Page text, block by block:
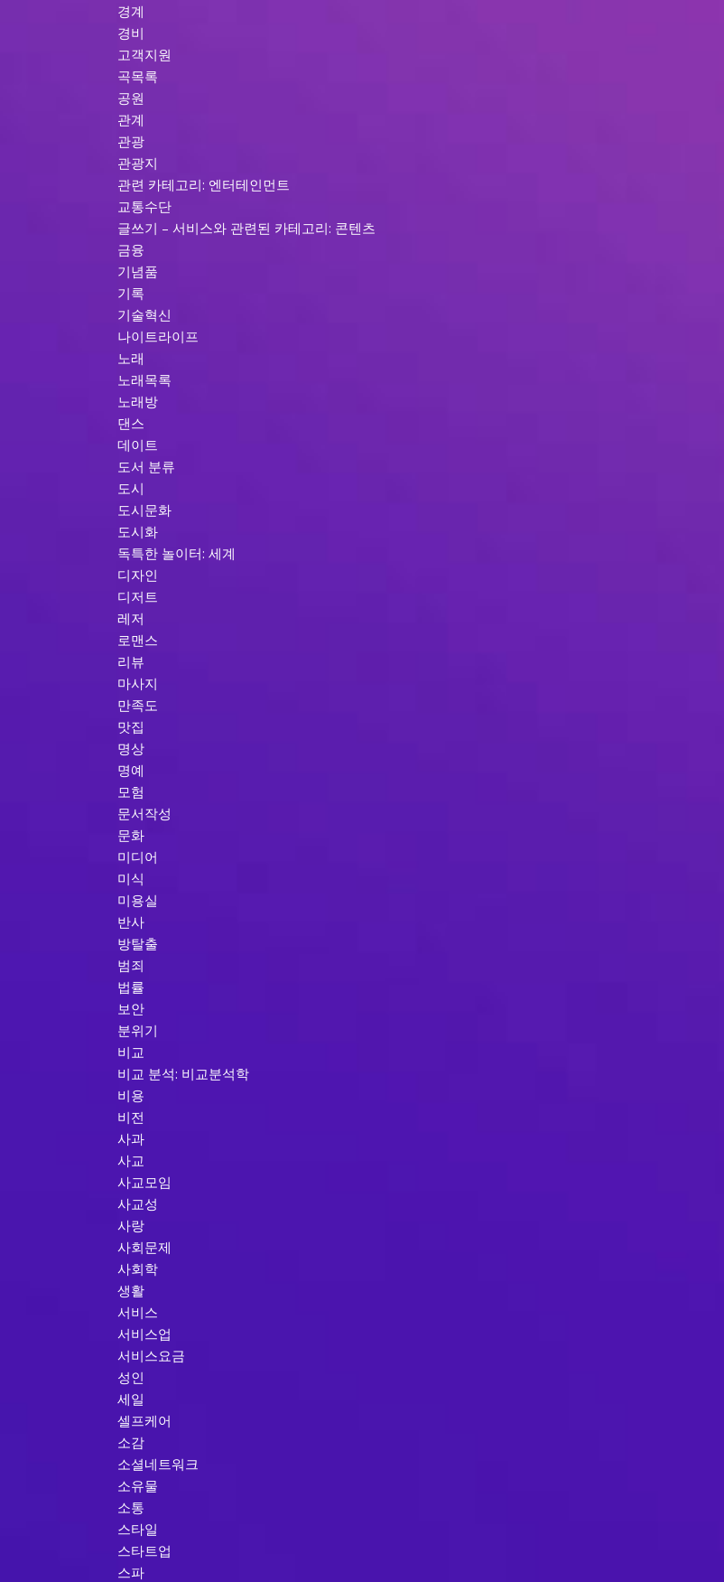
경계
경비
고객지원
곡목록
공원
관계
관광
관광지
관련 카테고리: 엔터테인먼트
교통수단
글쓰기 – 서비스와 관련된 카테고리: 콘텐츠
금융
기념품
기록
기술혁신
나이트라이프
노래
노래목록
노래방
댄스
데이트
도서 분류
도시
도시문화
도시화
독특한 놀이터: 세계
디자인
디저트
레저
로맨스
리뷰
마사지
만족도
맛집
명상
명예
모험
문서작성
문화
미디어
미식
미용실
반사
방탈출
범죄
법률
보안
분위기
비교
비교 분석: 비교분석학
비용
비전
사과
사교
사교모임
사교성
사랑
사회문제
사회학
생활
서비스
서비스업
서비스요금
성인
세일
셀프케어
소감
소셜네트워크
소유물
소통
스타일
스타트업
스파